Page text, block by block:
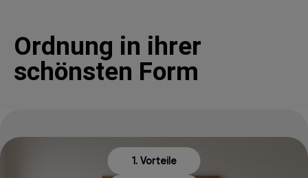
Ordnung in ihrer
schönsten Form
1. Vorteile